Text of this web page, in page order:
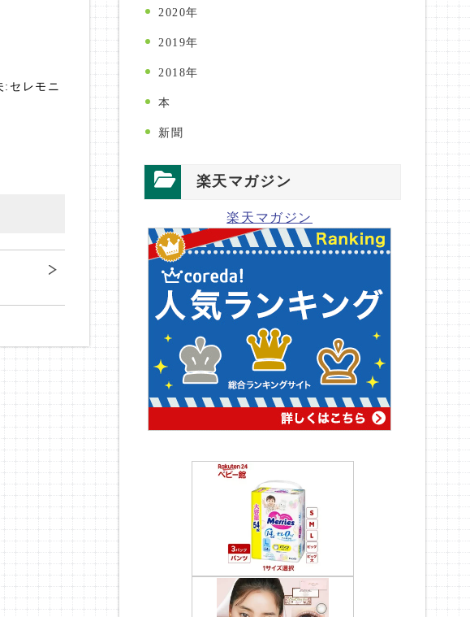
:セレモニ
2020年
2019年
2018年
本
新聞
楽天マガジン
楽天マガジン